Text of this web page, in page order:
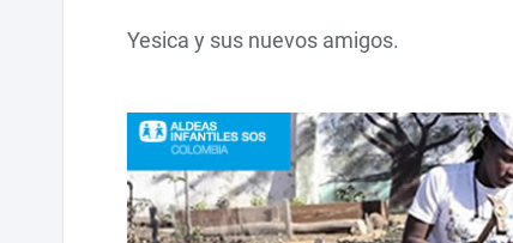
Yesica y sus nuevos amigos.